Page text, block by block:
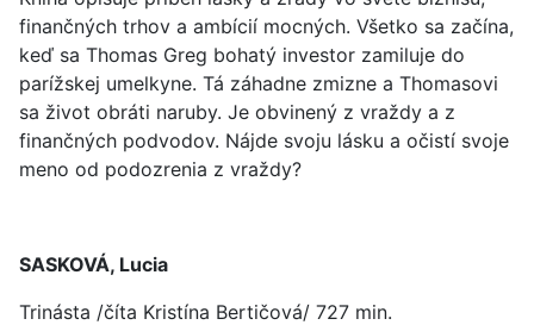
finančných trhov a ambícií mocných. Všetko sa začína,
keď sa Thomas Greg bohatý investor zamiluje do
parížskej umelkyne. Tá záhadne zmizne a Thomasovi
sa život obráti naruby. Je obvinený z vraždy a z
finančných podvodov. Nájde svoju lásku a očistí svoje
meno od podozrenia z vraždy?
SASKOVÁ, Lucia
Trinásta /číta Kristína Bertičová/ 727 min.